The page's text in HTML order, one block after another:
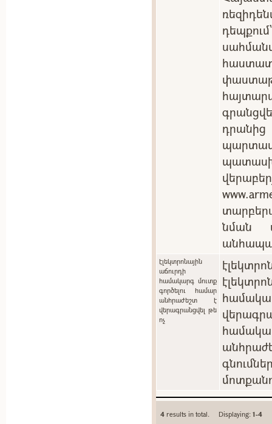
նման
էլեկտրոնային
աճուրդի
համակարգ մուտք
գործելու համար
անհրաժեշտ է
վերագրանցվել թե
ոչ
4 results in total. Displaying:1-4